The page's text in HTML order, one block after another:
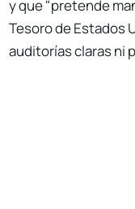
y que "pretende
Tesoro de Estados
auditorías claras ni
BA Labs señala